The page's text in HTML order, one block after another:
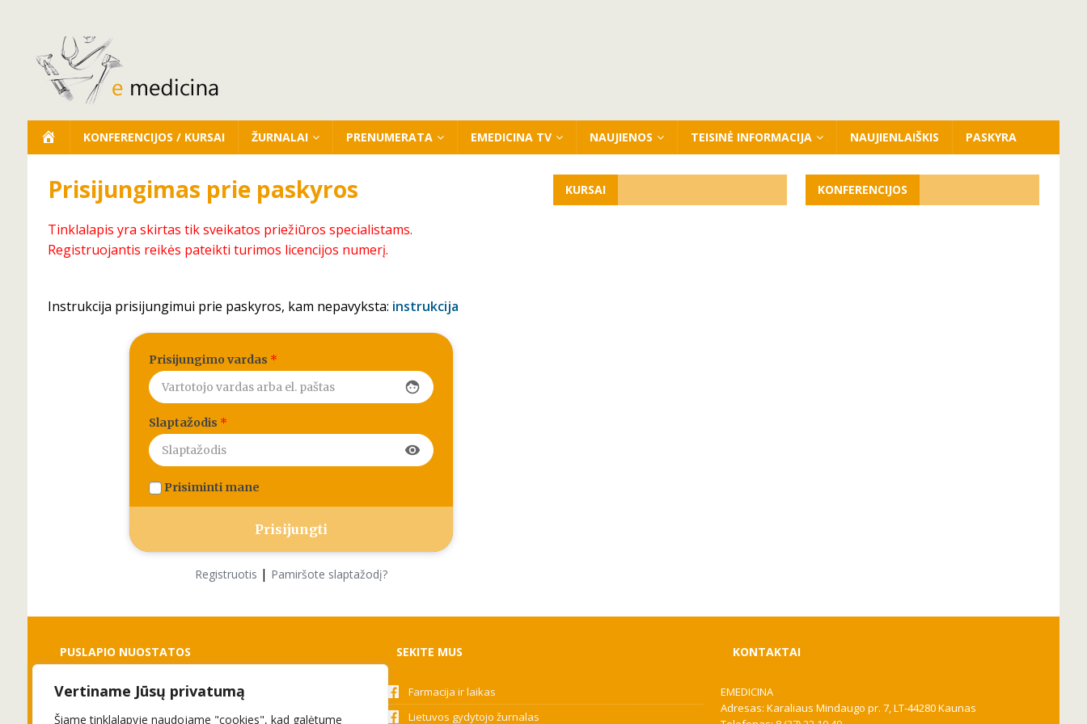
Vertiname Jūsų privatumą
Šiame tinklalapyje naudojame "cookies", kad galėtume
KONFERENCIJOS / KURSAI ŽURNALAI PRENUMERATA EMEDICINA TV NAUJIENOS TEISINĖ INFORMACIJA NAUJIENLAIŠKIS PASKYRA
Prisijungimas prie paskyros
Tinklalapis yra skirtas tik sveikatos priežiūros specialistams.
Registruojantis reikės pateikti turimos licencijos numerį.
Instrukcija prisijungimui prie paskyros, kam nepavyksta: instrukcija
Prisijungimo vardas *
face
Slaptažodis *
visibility
Prisiminti mane
Registruotis | Pamiršote slaptažodį?
KURSAI KONFERENCIJOS
PUSLAPIO NUOSTATOS
Slapukai
Privatumo politika
SEKITE MUS
Farmacija ir laikas
Lietuvos gydytojo žurnalas
KONTAKTAI
EMEDICINA
Adresas: Karaliaus Mindaugo pr. 7, LT-44280 Kaunas